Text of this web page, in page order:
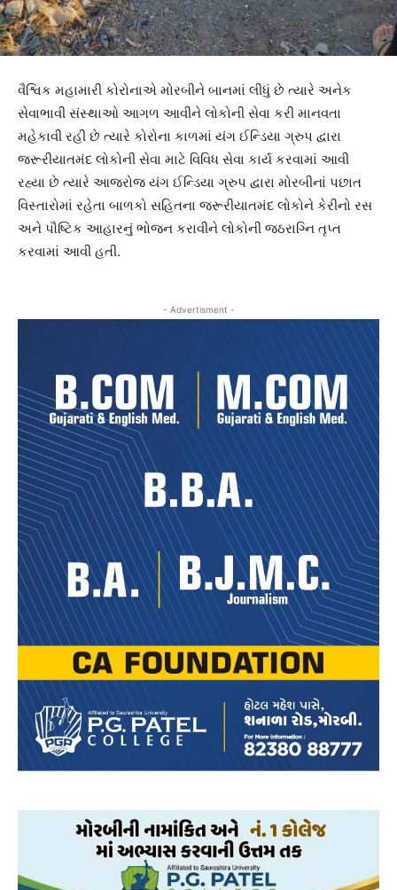
વૈશ્વિક મહામારી કોરોનાએ મોરબીને બાનમાં લીધું છે ત્યારે અનેક
સેવાભાવી સંસ્થાઓ આગળ આવીને લોકોની સેવા કરી માનવતા
મહેકાવી રહી છે ત્યારે કોરોના કાળમાં યંગ ઈન્ડિયા ગ્રુપ દ્વારા
જરૂરીયાતમંદ લોકોની સેવા માટે વિવિધ સેવા કાર્ય કરવામાં આવી
રહ્યા છે ત્યારે આજરોજ યંગ ઈન્ડિયા ગ્રુપ દ્વારા મોરબીનાં પછાત
વિસ્તારોમાં રહેતા બાળકો સહિતના જરૂરીયાતમંદ લોકોને કેરીનો રસ
અને પૌષ્ટિક આહારનું ભોજન કરાવીને લોકોની જઠરાગ્નિ તૃપ્ત
કરવામાં આવી હતી.
- Advertisment -